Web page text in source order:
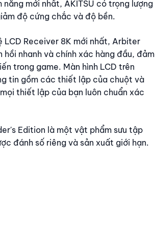
mới nhất, AKITSU có trọng lượng
độ cứng chắc và độ bền.
Receiver 8K mới nhất, Arbiter
hồi nhanh và chính xác hàng đầu, đảm
trong game. Màn hình LCD trên
tin gồm các thiết lập của chuột và
thiết lập của bạn luôn chuẩn xác
Edition là một vật phẩm sưu tập
đánh số riêng và sản xuất giới hạn.